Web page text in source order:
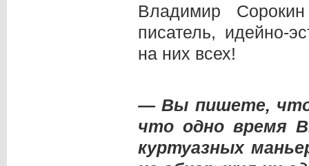
Владимир
писатель, идейно-
на них всех!
— Вы пишете, что
что одно время
куртуазных